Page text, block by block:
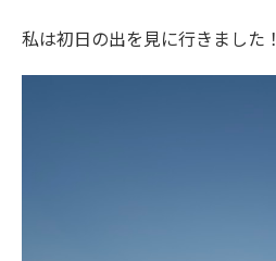
私は初日の出を見に行きました！